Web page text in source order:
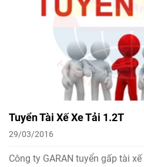
Tuyển Tài Xế Xe Tải 1.2T
29/03/2016
Công ty GARAN tuyển gấp tài